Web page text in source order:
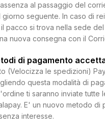
al passaggio del
seguente. In caso di
pacco si trova nella sede
nuova consegna con il
di pagamento
(Velocizza le spedizioni)
questa modalità di
ti saranno inviate tutte
E' un nuovo metodo
interesse.